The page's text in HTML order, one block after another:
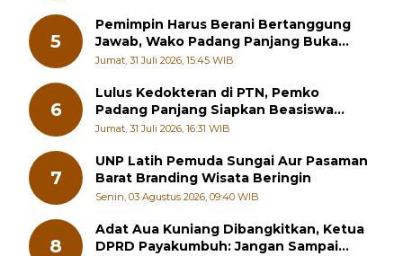
5
Pemimpin Harus Berani Bertanggung
Jawab, Wako Padang Panjang Buka
Pelatihan Kepemimpinan Pelajar
Jumat, 31 Juli 2026, 15:45 WIB
6
Lulus Kedokteran di PTN, Pemko
Padang Panjang Siapkan Beasiswa
Penuh
Jumat, 31 Juli 2026, 16:31 WIB
7
UNP Latih Pemuda Sungai Aur Pasaman
Barat Branding Wisata Beringin
Senin, 03 Agustus 2026, 09:40 WIB
8
Adat Aua Kuniang Dibangkitkan, Ketua
DPRD Payakumbuh: Jangan Sampai